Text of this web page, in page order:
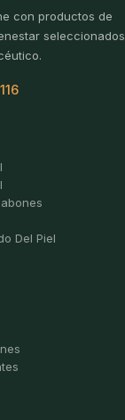
con productos de
seleccionados
Del Piel